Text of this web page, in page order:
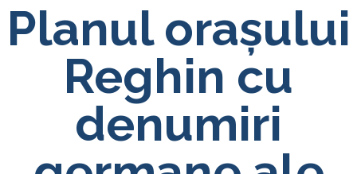
Planul orașului
Reghin cu
denumiri